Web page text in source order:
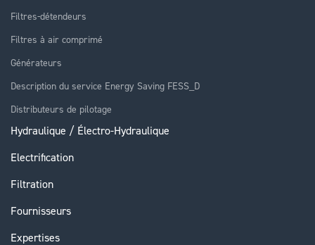
Filtres-détendeurs
Filtres à air comprimé
Générateurs
Description du service Energy Saving FESS_D
Distributeurs de pilotage
Hydraulique / Électro-Hydraulique
Electrification
Filtration
Fournisseurs
Expertises